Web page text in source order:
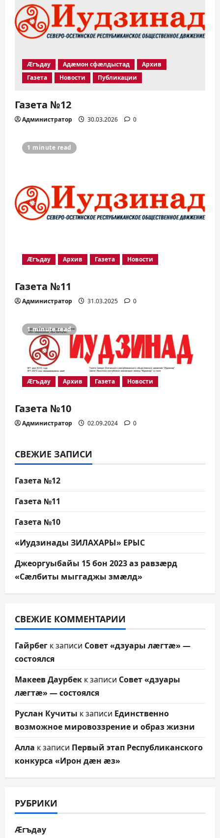
Æгъдау Адæмон сфæлдыстад
Архив
Газета
Новости Публикации
Газета №12
Администратор 30.03.2026 0
1 minute read
Æгъдау Архив Газета Новости
Газета №11
Администратор 31.03.2025 0
1 minute read
Æгъдау Архив Газета Новости
Газета №10
Администратор 02.09.2024 0
СВЕЖИЕ ЗАПИСИ
Газета №12
Газета №11
Газета №10
«Иудзинады ЗИЛАХАРЫ» ЕРЫС
Джеоргуыбайы 15 бон 2023 аз равзæрд
«Сæлбиты мыггаджы змæлд»
СВЕЖИЕ КОММЕНТАРИИ
Гайрбег к записи Совет «дзуары лæгтæ» —
состоялся
Макеев Даурбек к записи Совет «дзуары
лæгтæ» — состоялся
Руслан Кучиты к записи Единственно
возможное мировоззрение и образ жизни
Алла к записи Первый этап Республиканского
конкурса «Ирон дæн æз»
РУБРИКИ
Æгъдау